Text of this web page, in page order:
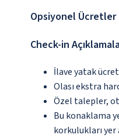
Opsiyonel Ücretler
Check-in
İlave yatak
Olası ekstra
Özel talepler,
Bu konaklama
korkulukları